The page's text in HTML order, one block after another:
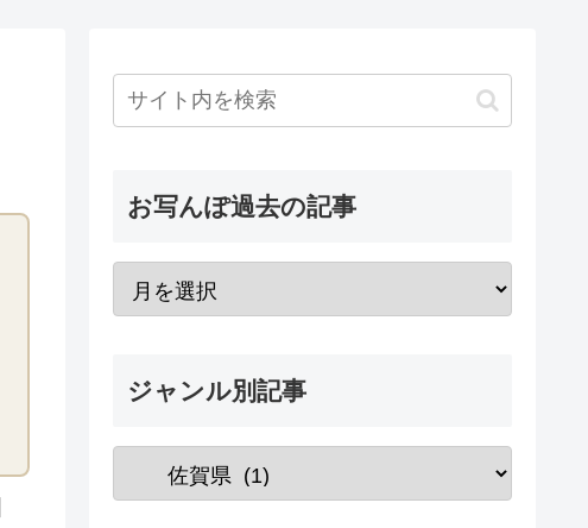
お写んぽ過去の記事
ジャンル別記事